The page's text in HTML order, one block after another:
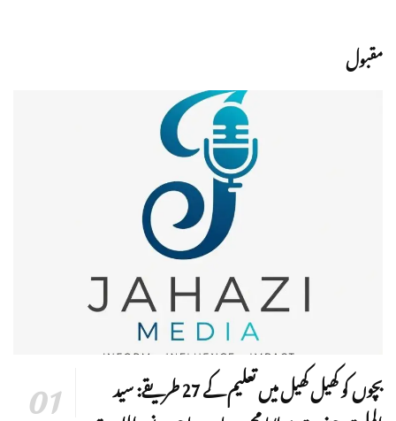
مقبول
بچوں کو کھیل کھیل میں تعلیم کے 27 طریقے: سید